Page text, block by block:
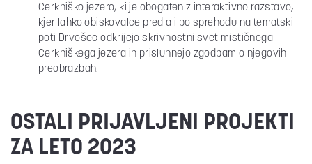
Cerkniško jezero, ki je obogaten z interaktivno razstavo,
kjer lahko obiskovalce pred ali po sprehodu na tematski
poti Drvošec odkrijejo skrivnostni svet mističnega
Cerkniškega jezera in prisluhnejo zgodbam o njegovih
preobrazbah.
OSTALI PRIJAVLJENI PROJEKTI
ZA LETO 2023